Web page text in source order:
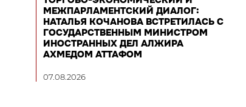
МЕЖПАРЛАМЕНТСКИЙ ДИАЛОГ:
НАТАЛЬЯ КОЧАНОВА ВСТРЕТИЛАСЬ С
ГОСУДАРСТВЕННЫМ МИНИСТРОМ
ИНОСТРАННЫХ ДЕЛ АЛЖИРА
АХМЕДОМ АТТАФОМ
07.08.2026